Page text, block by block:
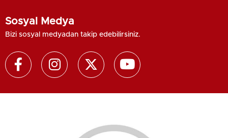
Sosyal Medya
Bizi sosyal medyadan takip edebilirsiniz.